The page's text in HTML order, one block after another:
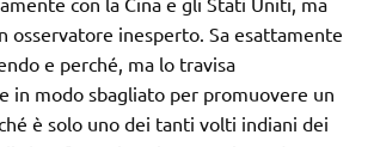
osservatore inesperto. Sa esattamente
e perché, ma lo travisa
in modo sbagliato per promuovere un
è solo uno dei tanti volti indiani dei